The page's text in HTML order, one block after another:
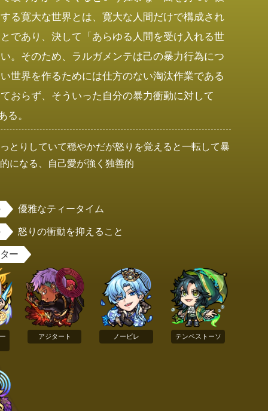
る寛大な世界とは、寛大な人間だけで構成され
であり、決して「あらゆる人間を受け入れる世
。そのため、ラルガメンテは己の暴力行為につ
世界を作るためには仕方のない淘汰作業である
おらず、そういった自分の暴力衝動に対して
る。
とりしていて穏やかだが怒りを覚えると一転して暴
になる、自己愛が強く独善的
優雅なティータイム
怒りの衝動を抑えること
ー
アジタート ノービレ テンペストーソ